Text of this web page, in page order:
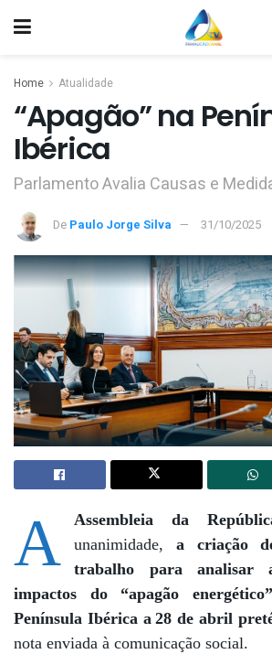
Home Atualidade
“Apagão” na
Ibérica
Parlamento Avalia Causas e
De Paulo Jorge Silva 31/10/2025
A Assembleia da
unanimidade, a criação
trabalho para analisar
impactos do “apagão energético”
Península Ibérica a 28 de abril
nota enviada à comunicação social.